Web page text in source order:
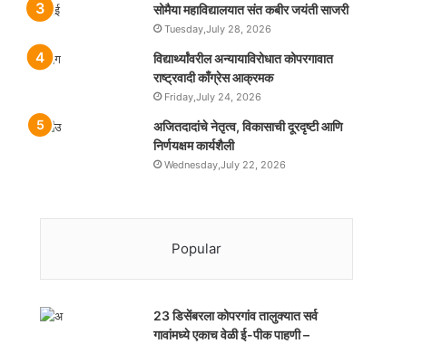
सोमैया महाविद्यालयात संत कबीर जयंती साजरी
Tuesday,July 28, 2026
विद्यार्थ्यांवरील अन्यायाविरोधात कोपरगावात
राष्ट्रवादी काँग्रेस आक्रमक
Friday,July 24, 2026
अजितदादांचे नेतृत्व, विकासाची दूरदृष्टी आणि
निर्णयक्षम कार्यशैली
Wednesday,July 22, 2026
Popular
23 डिसेंबरला कोपरगांव तालुक्‍यात सर्व
गावांमध्ये एकाच वेळी ई-पीक पाहणी –